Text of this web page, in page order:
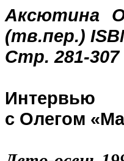
Аксютина
(тв.пер.)
Стр. 281-307
Интервью
с Олегом